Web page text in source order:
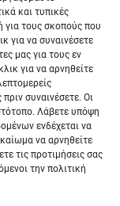
και τυπικές
για τους σκοπούς που
για να συναινέσετε
μας για τους εν
για να αρνηθείτε
συναινέσετε. Οι
Λάβετε υπόψη
ενδέχεται να
να αρνηθείτε
τις προτιμήσεις σας
την πολιτική